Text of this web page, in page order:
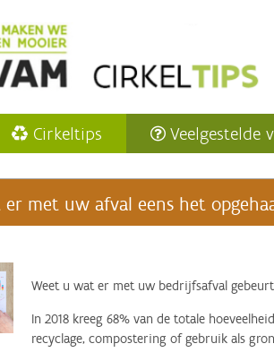
Cirkeltips Veelgestelde
met uw afval eens het
‌Weet u wat er met uw bedrijfsafval
In 2018 kreeg 68% van de totale
recyclage, compostering of gebruik als